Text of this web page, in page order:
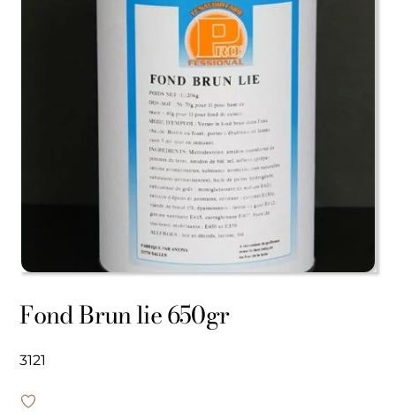
Fond Brun lie 650gr
3121